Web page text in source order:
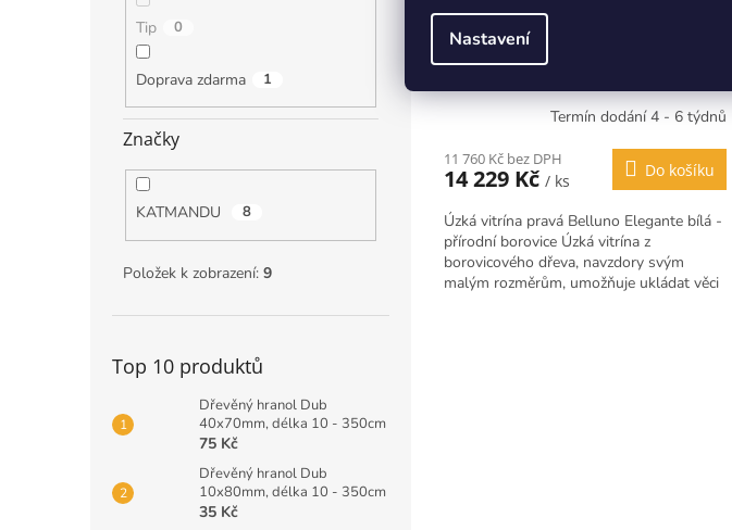
Nastavení
Tip 0
Doprava zdarma 1
Značky
KATMANDU 8
Položek k zobrazení: 9
Top 10 produktů
Dřevěný hranol Dub
40x70mm, délka 10 - 350cm
75 Kč
Dřevěný hranol Dub
10x80mm, délka 10 - 350cm
35 Kč
Vitrína pravá Belluno Elegante
bílá-přírodní borovice, masiv,
rozměr 190x60x45cm
Termín dodání 4 - 6 týdnů
11 760 Kč bez DPH
14 229 Kč / ks
Do košíku
Úzká vitrína pravá Belluno Elegante bílá -
přírodní borovice Úzká vitrína z
borovicového dřeva, navzdory svým
malým rozměrům, umožňuje ukládat věci